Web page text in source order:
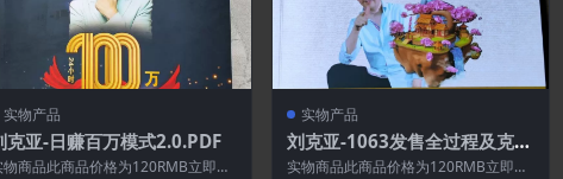
实物产品
克亚-日赚百万模式2.0.PDF
物商品此商品价格为120RMB立即购
实物产品
刘克亚-1063发售全过程及克亚
亲自解剖
实物商品此商品价格为120RMB立即购